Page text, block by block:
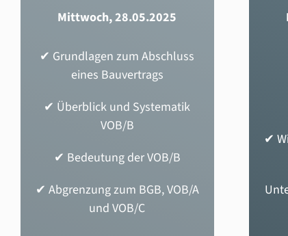
Mittwoch, 28.05.2025
✔ Grundlagen zum Abschluss
eines Bauvertrags
✔ Überblick und Systematik
VOB/B
✔ Bedeutung der VOB/B
✔ Abgrenzung zum BGB, VOB/A
und VOB/C
✔